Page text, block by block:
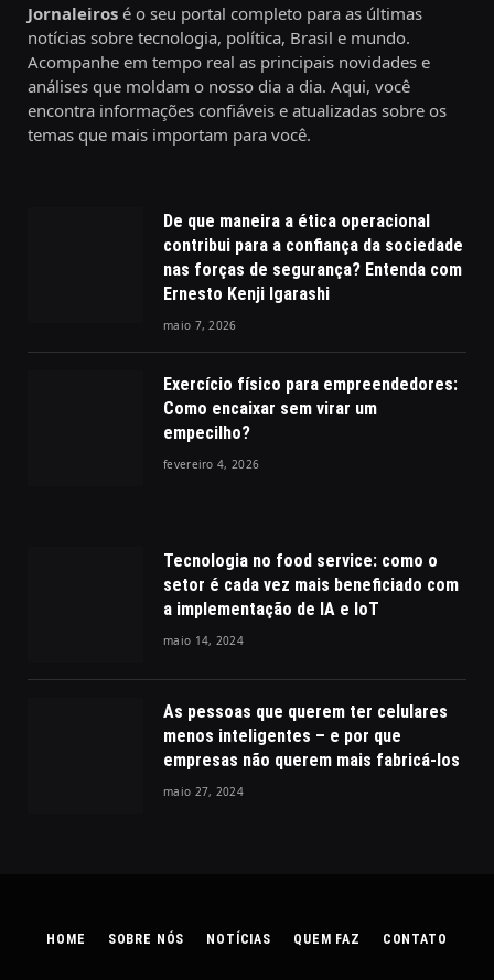
Jornaleiros é o seu portal completo para as últimas
notícias sobre tecnologia, política, Brasil e mundo.
Acompanhe em tempo real as principais novidades e
análises que moldam o nosso dia a dia. Aqui, você
encontra informações confiáveis e atualizadas sobre os
temas que mais importam para você.
De que maneira a ética operacional
contribui para a confiança da sociedade
nas forças de segurança? Entenda com
Ernesto Kenji Igarashi
maio 7, 2026
Exercício físico para empreendedores:
Como encaixar sem virar um
empecilho?
fevereiro 4, 2026
Tecnologia no food service: como o
setor é cada vez mais beneficiado com
a implementação de IA e IoT
maio 14, 2024
As pessoas que querem ter celulares
menos inteligentes – e por que
empresas não querem mais fabricá-los
maio 27, 2024
HOME SOBRE NÓS NOTÍCIAS QUEM FAZ CONTATO